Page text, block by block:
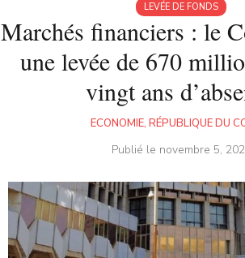
LEVÉE DE FONDS
Marchés financiers : le
une levée de 670
vingt ans
ECONOMIE, RÉPUBLIQUE DU
Publié le novembre 5,